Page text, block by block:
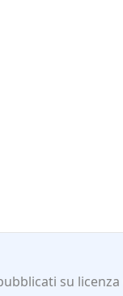
su licenza